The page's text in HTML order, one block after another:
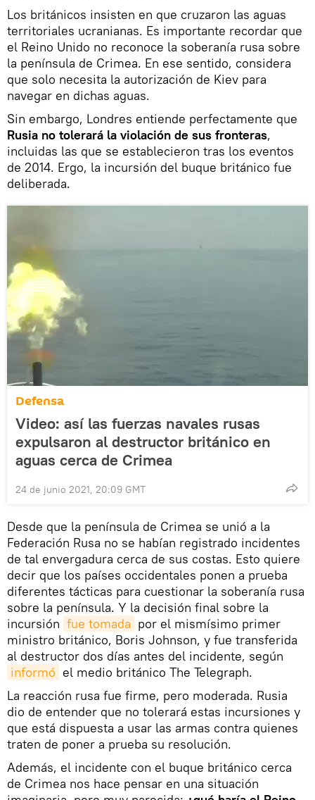
Los británicos insisten en que cruzaron las aguas
territoriales ucranianas. Es importante recordar que
el Reino Unido no reconoce la soberanía rusa sobre
la península de Crimea. En ese sentido, considera
que solo necesita la autorización de Kiev para
navegar en dichas aguas.
Sin embargo, Londres entiende perfectamente que
Rusia no tolerará la violación de sus fronteras,
incluidas las que se establecieron tras los eventos
de 2014. Ergo, la incursión del buque británico fue
deliberada.
Defensa
Video: así las fuerzas navales rusas
expulsaron al destructor británico en
aguas cerca de Crimea
24 de junio 2021, 20:09 GMT
Desde que la península de Crimea se unió a la
Federación Rusa no se habían registrado incidentes
de tal envergadura cerca de sus costas. Esto quiere
decir que los países occidentales ponen a prueba
diferentes tácticas para cuestionar la soberanía rusa
sobre la península. Y la decisión final sobre la
incursión fue tomada por el mismísimo primer
ministro británico, Boris Johnson, y fue transferida
al destructor dos días antes del incidente, según
informó el medio británico The Telegraph.
La reacción rusa fue firme, pero moderada. Rusia
dio de entender que no tolerará estas incursiones y
que está dispuesta a usar las armas contra quienes
traten de poner a prueba su resolución.
Además, el incidente con el buque británico cerca
de Crimea nos hace pensar en una situación